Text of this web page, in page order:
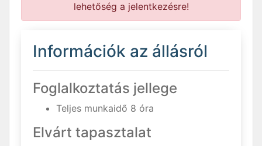
lehetőség a jelentkezésre!
Információk az állásról
Foglalkoztatás jellege
Teljes munkaidő 8 óra
Elvárt tapasztalat